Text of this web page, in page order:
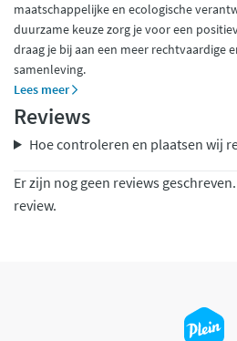
maatschappelijke en ecologische
duurzame keuze zorg je voor een
draag je bij aan een meer rechtvaardige
samenleving.
Lees meer
Reviews
Hoe controleren en plaatsen wij
Er zijn nog geen reviews
review.